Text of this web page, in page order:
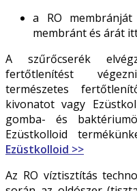
a RO
membránt és árát
A szűrőcserék
fertőtlenítést
természetes
kivonatot vagy
gomba- és
Ezüstkolloid
Ezüstkolloid >>
Az RO víztisztítás